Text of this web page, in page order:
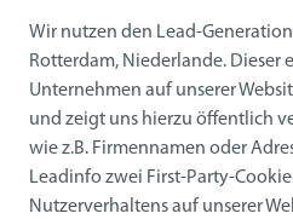
Wir nutzen den Lead-
Rotterdam, Niederlande. Dieser
Unternehmen auf unserer
und zeigt uns hierzu öffentlich
wie z.B. Firmennamen oder
Leadinfo zwei First-Party-
Nutzerverhaltens auf unserer